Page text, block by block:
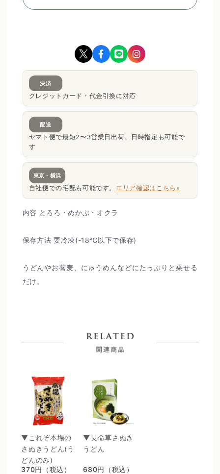
決済
クレジットカード・代金引換に対応
配送
ヤマト便で最短2〜3営業日出荷。日時指定も可能で
す
東京・横浜
自社便での宅配も可能です。 エリア確認はこちら»
内容 とろろ・めかぶ・オクラ
保存方法 要冷凍(-18℃以下で保存)
うどんやお蕎麦、にゅうめんなどにたっぷりと乗せる
だけ。
▼これぞ本場の
さぬきうどん(う
どんのみ)
370円（税込）
▼長命草さぬき
うどん
680円（税込）